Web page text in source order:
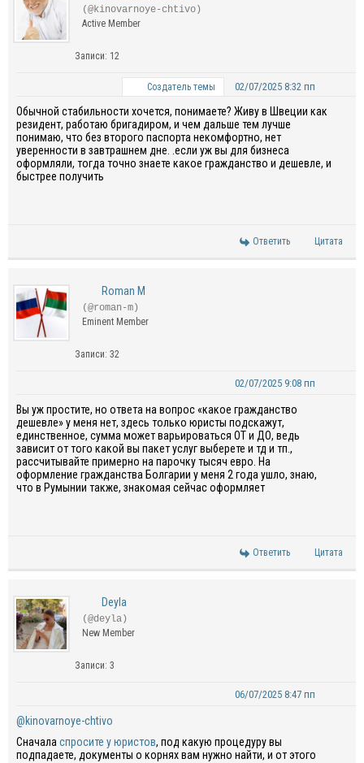
(@kinovarnoye-chtivo)
Active Member
Записи: 12
Создатель темы 02/07/2025 8:32 пп
Обычной стабильности хочется, понимаете? Живу в Швеции как
резидент, работаю бригадиром, и чем дальше тем лучше
понимаю, что без второго паспорта некомфортно, нет
уверенности в завтрашнем дне. .если уж вы для бизнеса
оформляли, тогда точно знаете какое гражданство и дешевле, и
быстрее получить
Ответить Цитата
Roman M
(@roman-m)
Eminent Member
Записи: 32
02/07/2025 9:08 пп
Вы уж простите, но ответа на вопрос «какое гражданство
дешевле» у меня нет, здесь только юристы подскажут,
единственное, сумма может варьироваться ОТ и ДО, ведь
зависит от того какой вы пакет услуг выберете и тд и тп.,
рассчитывайте примерно на парочку тысяч евро. На
оформление гражданства Болгарии у меня 2 года ушло, знаю,
что в Румынии также, знакомая сейчас оформляет
Ответить Цитата
Deyla
(@deyla)
New Member
Записи: 3
06/07/2025 8:47 пп
@kinovarnoye-chtivo
Сначала спросите у юристов, под какую процедуру вы
подпадаете, документы о корнях вам нужно найти, и от этого